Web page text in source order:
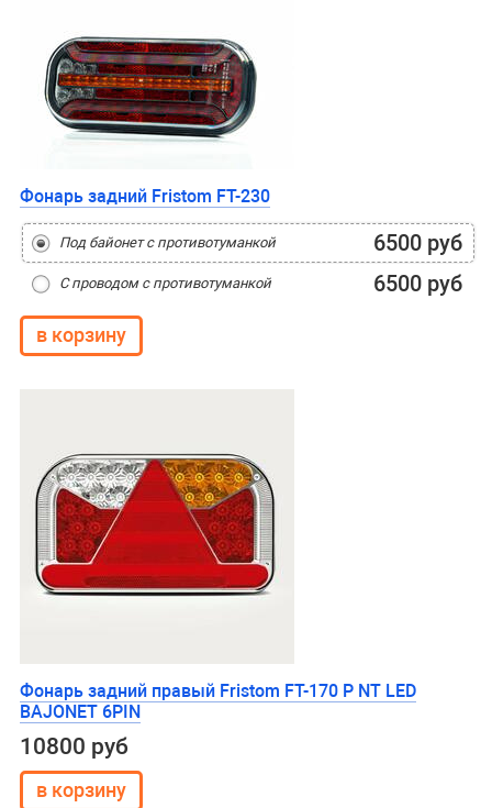
Фонарь задний Fristom FT-230
Под байонет с противотуманкой 6500 руб
С проводом с противотуманкой 6500 руб
Фонарь задний правый Fristom FT-170 P NT LED
BAJONET 6PIN
10800 руб